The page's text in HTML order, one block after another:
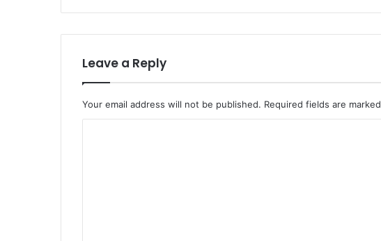
Leave a Reply
Your email address will not be published. Required fields are marked